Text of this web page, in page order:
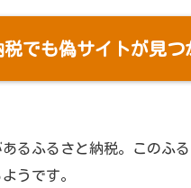
税でも偽サイトが見つ
るふるさと納税。このふ
うです。